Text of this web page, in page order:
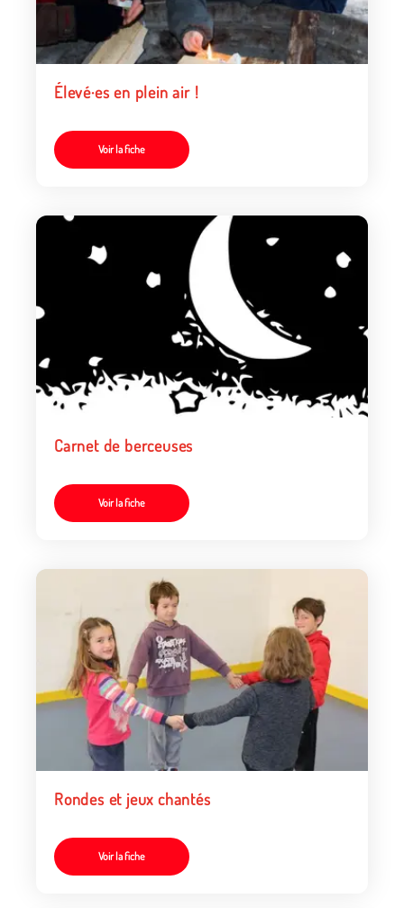
Élevé·es en plein air !
Voir la fiche
Carnet de berceuses
Voir la fiche
Rondes et jeux chantés
Voir la fiche